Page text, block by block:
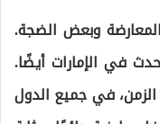
وبعض الضجة.
في الإمارات أيضًا.
في جميع الدول